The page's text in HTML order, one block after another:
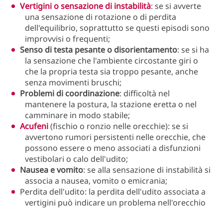
Vertigini o sensazione di instabilità: se si avverte
una sensazione di rotazione o di perdita
dell'equilibrio, soprattutto se questi episodi sono
improvvisi o frequenti;
Senso di testa pesante o disorientamento: se si ha
la sensazione che l'ambiente circostante giri o
che la propria testa sia troppo pesante, anche
senza movimenti bruschi;
Problemi di coordinazione: difficoltà nel
mantenere la postura, la stazione eretta o nel
camminare in modo stabile;
Acufeni(fischio o ronzio nelle orecchie): se si
avvertono rumori persistenti nelle orecchie, che
possono essere o meno associati a disfunzioni
vestibolari o calo dell'udito;
Nausea e vomito: se alla sensazione di instabilità si
associa a nausea, vomito o emicrania;
Perdita dell'udito: la perdita dell'udito associata a
vertigini può indicare un problema nell'orecchio